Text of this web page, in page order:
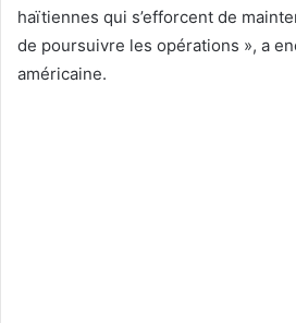
haïtiennes qui s’efforcent de
de poursuivre les opérations », a
américaine.